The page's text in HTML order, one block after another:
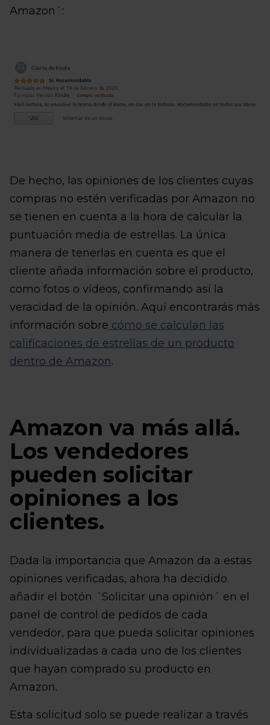
Amazon´:
De hecho, las opiniones de los clientes cuyas
compras no estén verificadas por Amazon no
se tienen en cuenta a la hora de calcular la
puntuación media de estrellas. La única
manera de tenerlas en cuenta es que el
cliente añada información sobre el producto,
como fotos o vídeos, confirmando así la
veracidad de la opinión. Aquí encontrarás más
información sobre cómo se calculan las
calificaciones de estrellas de un producto
dentro de Amazon.
Amazon va más allá.
Los vendedores
pueden solicitar
opiniones a los
clientes.
Dada la importancia que Amazon da a estas
opiniones verificadas, ahora ha decidido
añadir el botón ´Solicitar una opinión´ en el
panel de control de pedidos de cada
vendedor, para que pueda solicitar opiniones
individualizadas a cada uno de los clientes
que hayan comprado su producto en
Amazon.
Esta solicitud solo se puede realizar a través